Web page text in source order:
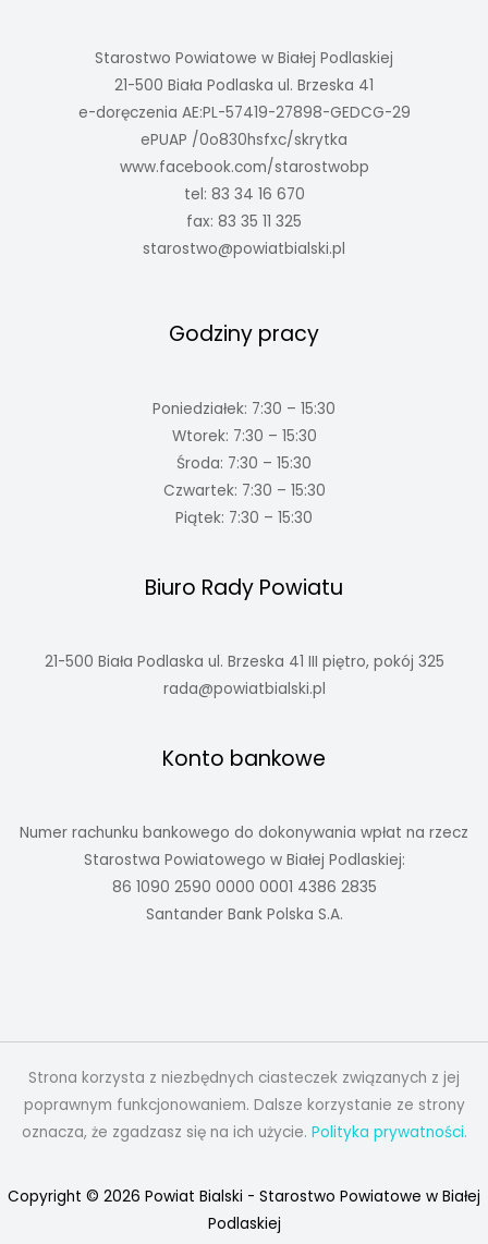
Starostwo Powiatowe w Białej Podlaskiej
21-500 Biała Podlaska ul. Brzeska 41
e-doręczenia AE:PL-57419-27898-GEDCG-29
ePUAP /0o830hsfxc/skrytka
www.facebook.com/starostwobp
tel: 83 34 16 670
fax: 83 35 11 325
starostwo@powiatbialski.pl
Godziny pracy
Poniedziałek: 7:30 – 15:30
Wtorek: 7:30 – 15:30
Środa: 7:30 – 15:30
Czwartek: 7:30 – 15:30
Piątek: 7:30 – 15:30
Biuro Rady Powiatu
21-500 Biała Podlaska ul. Brzeska 41 III piętro, pokój 325
rada@powiatbialski.pl
Konto bankowe
Numer rachunku bankowego do dokonywania wpłat na rzecz
Starostwa Powiatowego w Białej Podlaskiej:
86 1090 2590 0000 0001 4386 2835
Santander Bank Polska S.A.
Strona korzysta z niezbędnych ciasteczek związanych z jej
poprawnym funkcjonowaniem. Dalsze korzystanie ze strony
oznacza, że zgadzasz się na ich użycie. Polityka prywatności.
Copyright © 2026 Powiat Bialski - Starostwo Powiatowe w Białej
Podlaskiej